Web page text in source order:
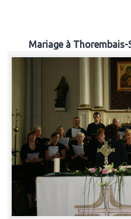
Mariage à